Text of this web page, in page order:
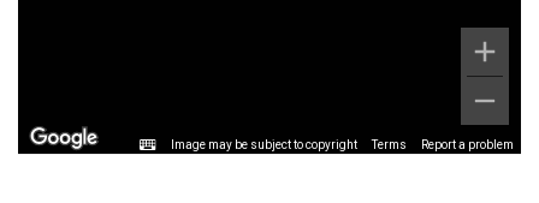
Image may be subject to copyright Terms Report a problem